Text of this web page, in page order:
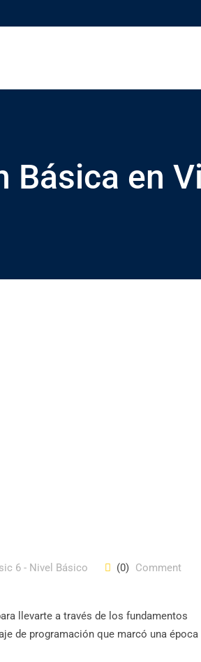
Básica en
6 - Nivel Básico (0) Comment
llevarte a través de los fundamentos
de programación que marcó una época